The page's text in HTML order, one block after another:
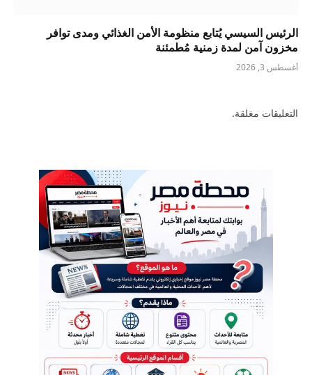
الرئيس السيسي يُتابع منظومة الأمن الغذائي ومدى توافر
مخزون آمن لمدة زمنية مُطمئنة
أغسطس 3, 2026
التعليقات مغلقة.